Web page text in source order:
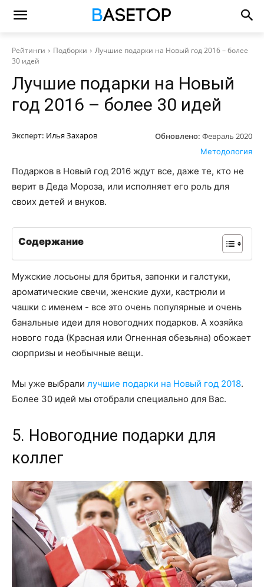
Рейтинги Подборки
Лучшие подарки на Новый год 2016 – более
30 идей
Лучшие подарки на Новый
год 2016 – более 30 идей
Эксперт: Илья Захаров Обновлено: Февраль 2020
Методология
Подарков в Новый год 2016 ждут все, даже те, кто не
верит в Деда Мороза, или исполняет его роль для
своих детей и внуков.
Содержание
Мужские лосьоны для бритья, запонки и галстуки,
ароматические свечи, женские духи, кастрюли и
чашки с именем - все это очень популярные и очень
банальные идеи для новогодних подарков. А хозяйка
нового года (Красная или Огненная обезьяна) обожает
сюрпризы и необычные вещи.
Мы уже выбрали лучшие подарки на Новый год 2018.
Более 30 идей мы отобрали специально для Вас.
5. Новогодние подарки для
коллег